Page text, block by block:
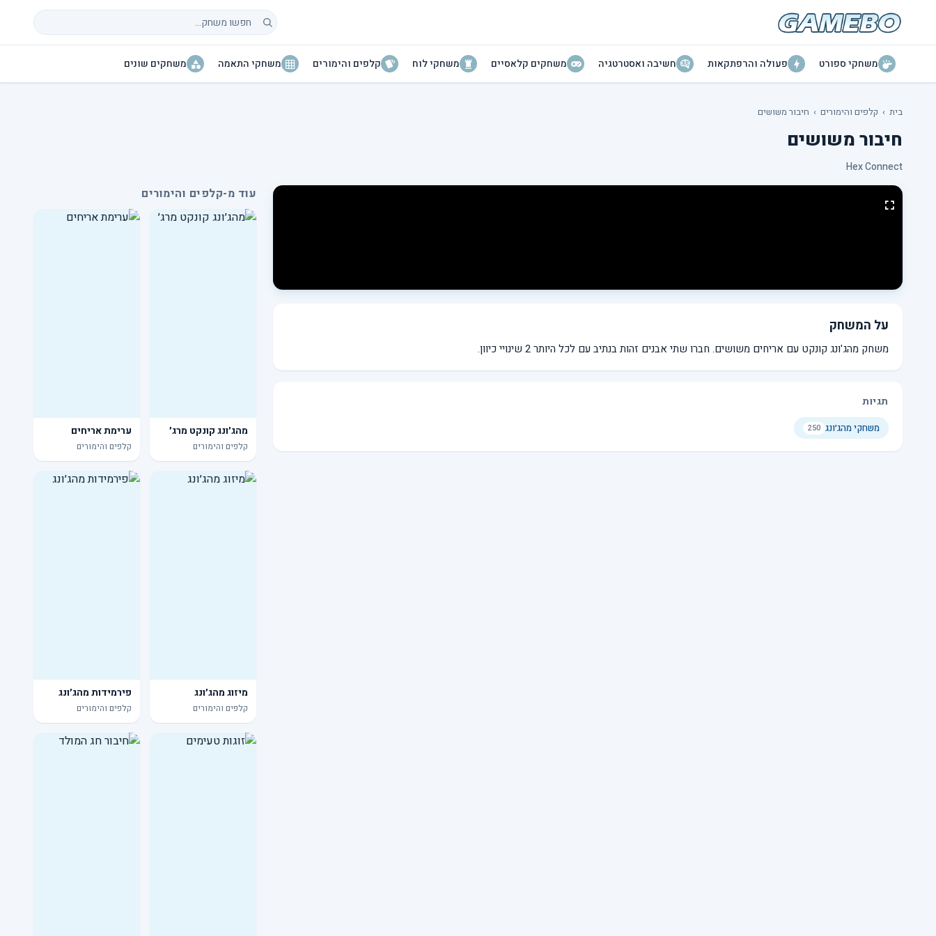
חיפוש משחקים
משחקי ספורט פעולה והרפתקאות חשיבה ואסטרטגיה משחקים קלאסיים משחקי לוח קלפים והימורים משחקי התאמה משחקים שונים
בית › קלפים והימורים › חיבור משושים
חיבור משושים
Hex Connect
על המשחק
משחק מהג'ונג קונקט עם אריחים משושים. חברו שתי אבנים זהות בנתיב עם לכל היותר 2 שינויי כיוון.
תגיות
משחקי מהג׳ונג 250
עוד מ-קלפים והימורים
מהג׳ונג קונקט מרג׳
קלפים והימורים
ערימת אריחים
קלפים והימורים
מיזוג מהג׳ונג
קלפים והימורים
פירמידות מהג׳ונג
קלפים והימורים